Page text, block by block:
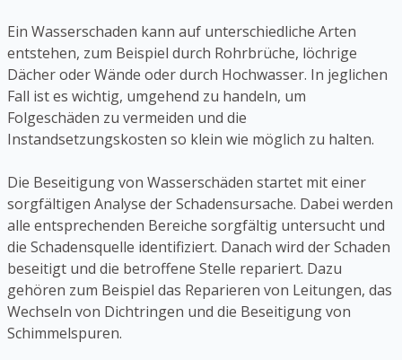
Ein Wasserschaden kann auf unterschiedliche Arten
entstehen, zum Beispiel durch Rohrbrüche, löchrige
Dächer oder Wände oder durch Hochwasser. In jeglichen
Fall ist es wichtig, umgehend zu handeln, um
Folgeschäden zu vermeiden und die
Instandsetzungskosten so klein wie möglich zu halten.
Die Beseitigung von Wasserschäden startet mit einer
sorgfältigen Analyse der Schadensursache. Dabei werden
alle entsprechenden Bereiche sorgfältig untersucht und
die Schadensquelle identifiziert. Danach wird der Schaden
beseitigt und die betroffene Stelle repariert. Dazu
gehören zum Beispiel das Reparieren von Leitungen, das
Wechseln von Dichtringen und die Beseitigung von
Schimmelspuren.